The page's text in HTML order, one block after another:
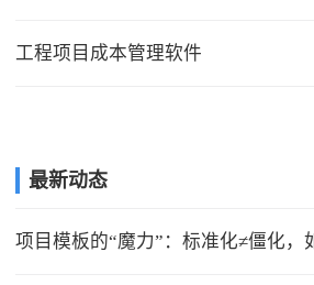
工程项目成本管理软件
最新动态